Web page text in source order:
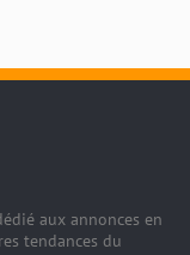
aux annonces en
tendances du